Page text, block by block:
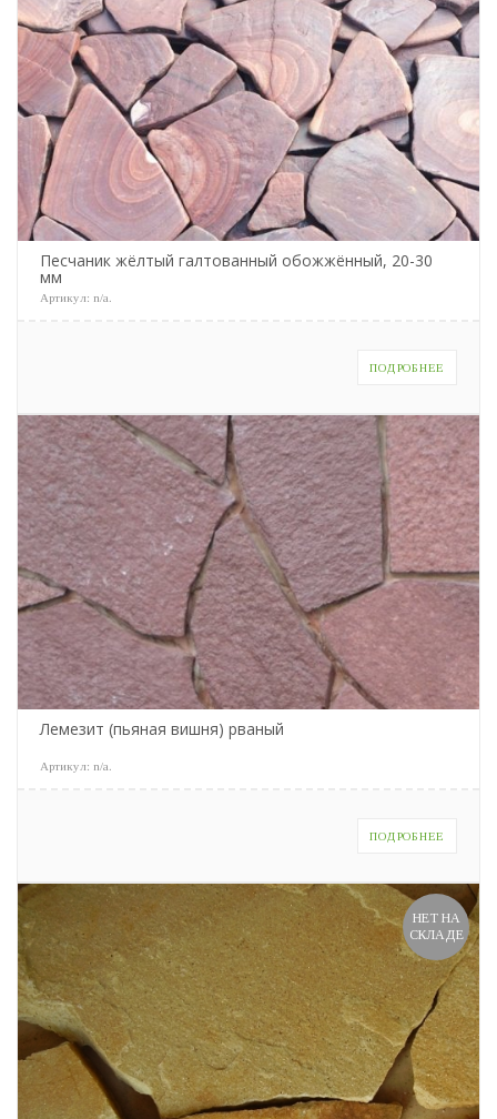
Песчаник жёлтый галтованный обожжённый, 20-30
мм
Артикул: n/a
ПОДРОБНЕЕ
Лемезит (пьяная вишня) рваный
Артикул: n/a
ПОДРОБНЕЕ
НЕТ НА
СКЛАДЕ